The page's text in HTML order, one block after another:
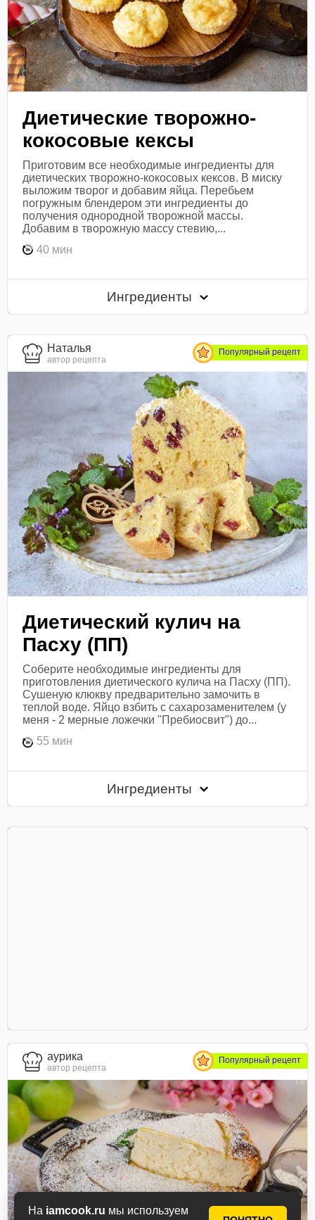
На iamcook.ru мы используем
Диетические творожно-
кокосовые кексы
Приготовим все необходимые ингредиенты для
диетических творожно-кокосовых кексов. В миску
выложим творог и добавим яйца. Перебьем
погружным блендером эти ингредиенты до
получения однородной творожной массы.
Добавим в творожную массу стевию,...
40 мин
Ингредиенты
Наталья
автор рецепта
Популярный рецепт
Диетический кулич на
Пасху (ПП)
Соберите необходимые ингредиенты для
приготовления диетического кулича на Пасху (ПП).
Сушеную клюкву предварительно замочить в
теплой воде. Яйцо взбить с сахарозаменителем (у
меня - 2 мерные ложечки "Пребиосвит") до...
55 мин
Ингредиенты
aурика
автор рецепта
Популярный рецепт